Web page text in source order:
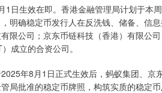
生效在即。香港金融管理局计划于本周
明确稳定币发行人在反洗钱、储备、信
限公司；京东币链科技（香港）有限公
成立的合资公司。
年8月1日正式生效后，蚂蚁集团、京
局批准的稳定币牌照，构筑实质的稳定币